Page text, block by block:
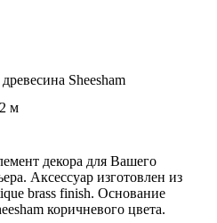
Sheesham
м
декора для Вашего
Аксессуар изготовлен из
brass finish. Основание
коричневого цвета.